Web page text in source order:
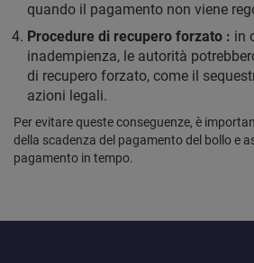
quando il pagamento non viene
Procedure di recupero forzato : in
inadempienza, le autorità
di recupero forzato, come il
azioni legali.
Per evitare queste conseguenze, è
della scadenza del pagamento del bollo e
pagamento in tempo.